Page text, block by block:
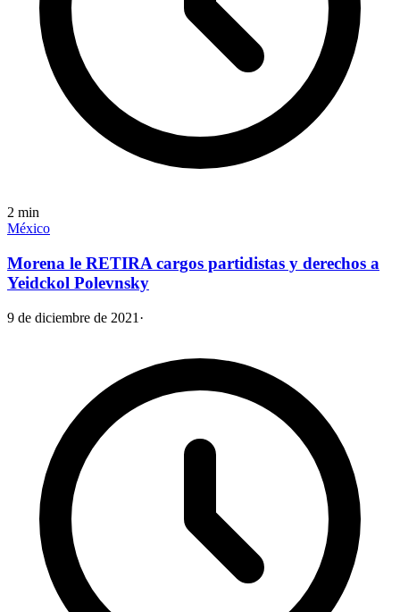
2 min
México
Morena le RETIRA cargos partidistas y derechos a
Yeidckol Polevnsky
9 de diciembre de 2021 ·